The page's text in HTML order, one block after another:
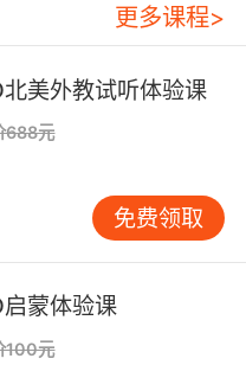
学科中展现出更优秀
巧。同时，他们在需
表现突出。 研究表
键转折点。4-5岁儿
语言网络的成熟度显
孩子的大脑已经准备
。 当然，幼儿园阶段
年龄特点。教育部要
”，禁止提前教授英
这并不意味着不能
语教学活动并不在禁
、唱歌、做游戏的形
更多课程>
美外教试听体验课
688元
免费领取
蒙体验课
100元